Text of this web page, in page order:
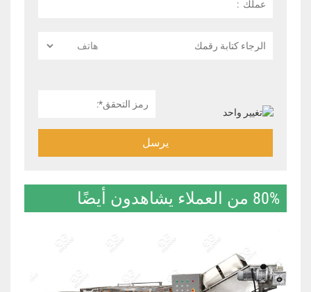
يرسل
80% من العملاء يشاهدون أيضًا